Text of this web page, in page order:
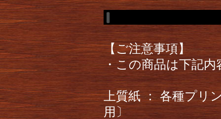
【ご注意事項】
・この商品は下記
上質紙 ： 各種プリ
用〕